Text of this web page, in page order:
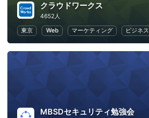
クラウドワークス
4652人
東京
Web マーケティング ビジネス
MBSDセキュリティ勉強会